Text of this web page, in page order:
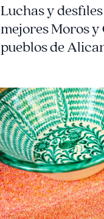
Luchas y
mejores Moros
pueblos de